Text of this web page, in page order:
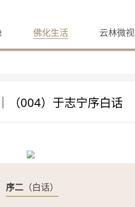
佛化生活 云林微视
（004）于志宁序白话
序二 （白话）